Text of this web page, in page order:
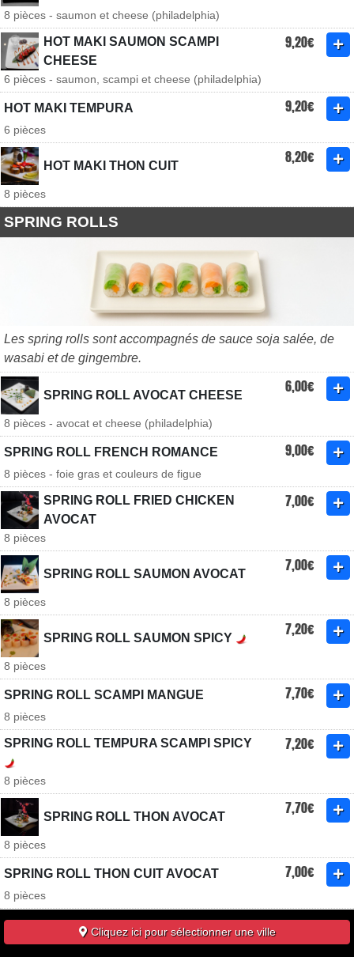
8 pièces - saumon et cheese (philadelphia)
HOT MAKI SAUMON SCAMPI
CHEESE
9,20€
6 pièces - saumon, scampi et cheese (philadelphia)
HOT MAKI TEMPURA 9,20€
6 pièces
HOT MAKI THON CUIT 8,20€
8 pièces
SPRING ROLLS
Les spring rolls sont accompagnés de sauce soja salée, de
wasabi et de gingembre.
SPRING ROLL AVOCAT CHEESE 6,00€
8 pièces - avocat et cheese (philadelphia)
SPRING ROLL FRENCH ROMANCE 9,00€
8 pièces - foie gras et couleurs de figue
SPRING ROLL FRIED CHICKEN
AVOCAT
7,00€
8 pièces
SPRING ROLL SAUMON AVOCAT 7,00€
8 pièces
SPRING ROLL SAUMON SPICY 7,20€
8 pièces
SPRING ROLL SCAMPI MANGUE 7,70€
8 pièces
SPRING ROLL TEMPURA SCAMPI SPICY 7,20€
8 pièces
SPRING ROLL THON AVOCAT 7,70€
8 pièces
SPRING ROLL THON CUIT AVOCAT 7,00€
8 pièces
SPRING ROLL VÉGÉTARIEN 6,70€
8 pièces - avocat, concombre, oignons, poivron et mangue
Cliquez ici pour sélectionner une ville